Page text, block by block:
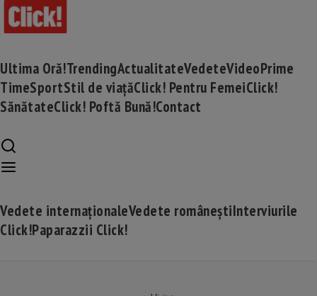
Ultima Oră!TrendingActualitateVedeteVideoPrime
TimeSportStil de viațăClick! Pentru FemeiClick!
SănătateClick! Poftă Bună!Contact
Vedete internaționaleVedete româneștiInterviurile
Click!Paparazzii Click!